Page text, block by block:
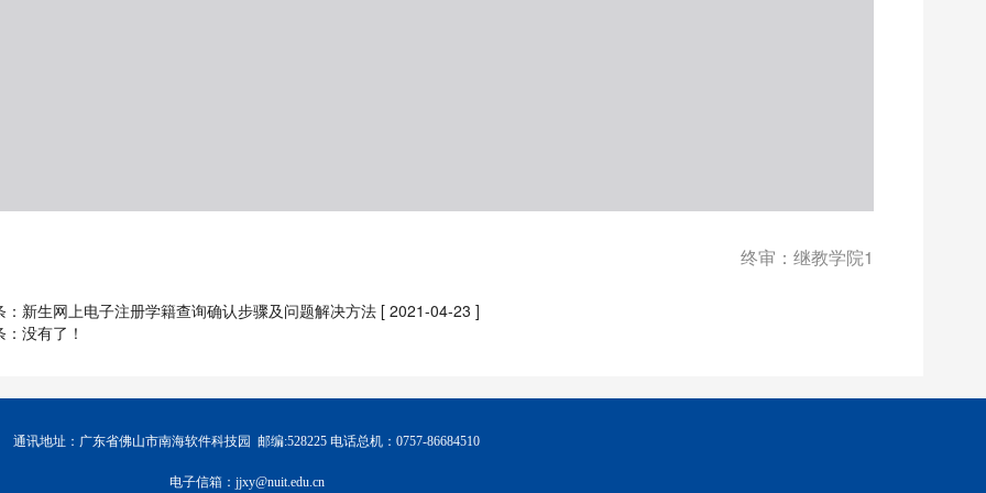
终审：继教学院1
新生网上电子注册学籍查询确认步骤及问题解决方法 [ 2021-04-23 ]
没有了！
通讯地址：广东省佛山市南海软件科技园 邮编:528225 电话总机：0757-86684510
电子信箱：jjxy@nuit.edu.cn